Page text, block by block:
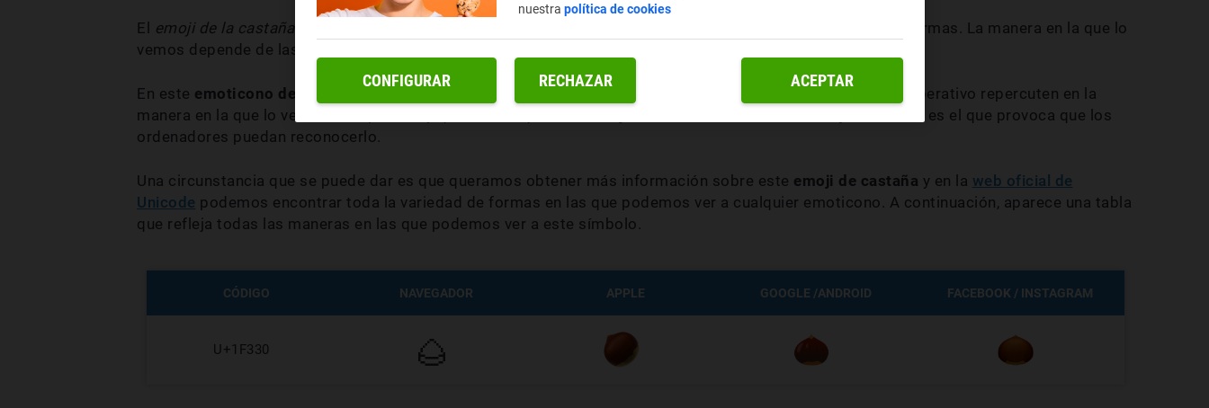
El emoji de la castaña
está entre esos símbolos que podemos ver representado bajo una gran variedad de formas. La manera en la que lo
vemos depende de las plataformas y las aplicaciones con las que los abramos y del S.O. que tengamos.
En este emoticono de la castaña
también sobresale el hecho de que nuestro navegador y nuestro sistema operativo repercuten en la
manera en la que lo vemos. Tampoco hay que olvidar que
ese hecho es el que provoca que los
ordenadores puedan reconocerlo.
Una circunstancia que se puede dar es que queramos obtener más información sobre este emoji de castaña y en la web oficial de
Unicode podemos encontrar toda la variedad de formas en las que podemos ver a cualquier emoticono. A continuación, aparece una tabla
que refleja todas las maneras en las que podemos ver a este símbolo.
CÓDIGO NAVEGADOR APPLE GOOGLE /ANDROID FACEBOOK / INSTAGRAM
U+1F330 🌰
nuestrapolítica de cookies
RECHAZAR ACEPTAR
CONFIGURAR